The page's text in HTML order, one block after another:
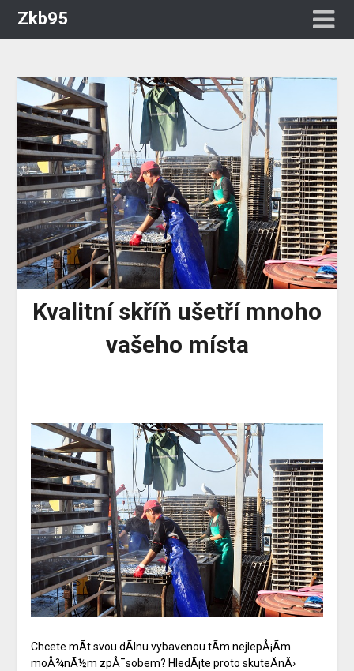
Zkb95
Kvalitní skříň ušetří mnoho
vašeho místa
Chcete mÃ­t svou dÃ­lnu vybavenou tÃ­m nejlepÅ¡Ã­m
moÅ¾nÃ½m zpÅ¯sobem? HledÃ¡te proto skuteÄnÄ›